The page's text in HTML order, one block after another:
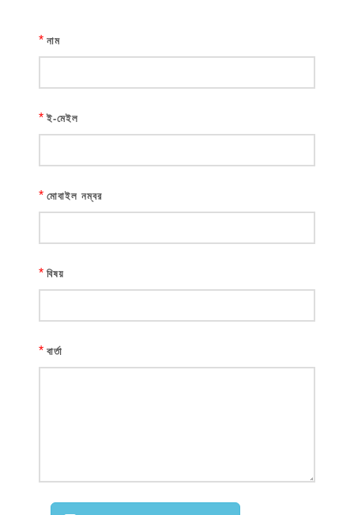
* নাম
* ই-মেইল
* মোবাইল নম্বর
* বিষয়
* বার্তা